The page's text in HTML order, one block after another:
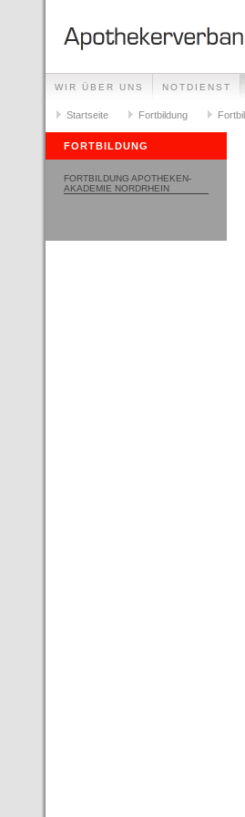
WIR ÜBER UNS NOTDIENST
VERANSTALTUNGEN
Startseite Fortbildung
FORTBILDUNG
FORTBILDUNG APOTHEKEN-
AKADEMIE NORDRHEIN